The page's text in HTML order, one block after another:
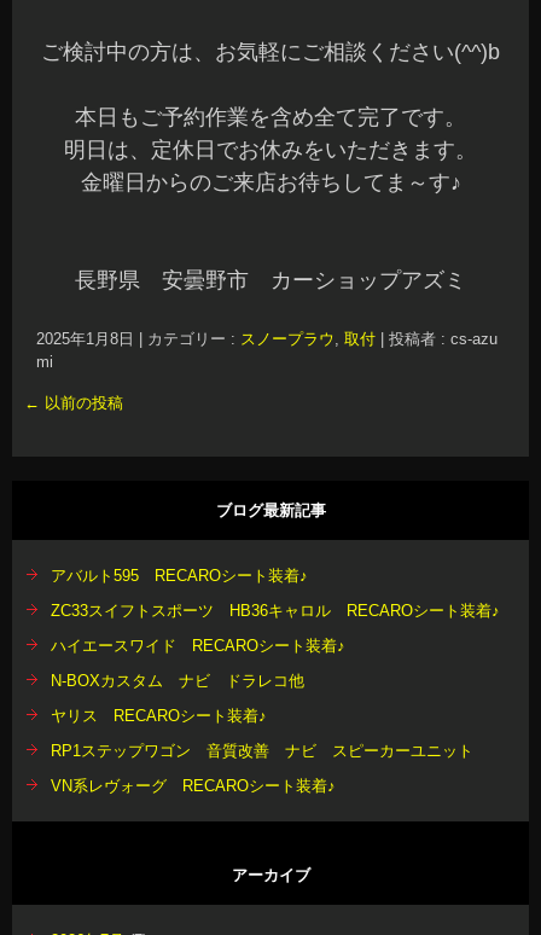
ご検討中の方は、お気軽にご相談ください(^^)b
本日もご予約作業を含め全て完了です。
明日は、定休日でお休みをいただきます。
金曜日からのご来店お待ちしてま～す♪
長野県 安曇野市 カーショップアズミ
2025年1月8日 カテゴリー : スノープラウ , 取付
投稿者 : cs-azu
mi
← 以前の投稿
ブログ最新記事
アバルト595 RECAROシート装着♪
ZC33スイフトスポーツ HB36キャロル RECAROシート装着♪
ハイエースワイド RECAROシート装着♪
N-BOXカスタム ナビ ドラレコ他
ヤリス RECAROシート装着♪
RP1ステップワゴン 音質改善 ナビ スピーカーユニット
VN系レヴォーグ RECAROシート装着♪
アーカイブ